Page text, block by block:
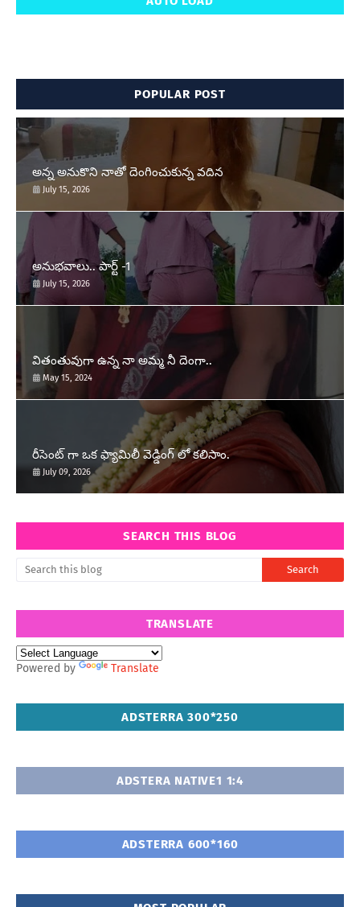
POPULAR POST
అన్న అనుకొని నాతో దెంగించుకున్న వదిన
July 15, 2026
అనుభవాలు.. పార్ట్ -1
July 15, 2026
వితంతువుగా ఉన్న నా అమ్మ నీ దెంగా..
May 15, 2024
రీసెంట్ గా ఒక ఫ్యామిలీ వెడ్డింగ్ లో కలిసాం.
July 09, 2026
SEARCH THIS BLOG
TRANSLATE
Powered by Translate
ADSTERRA 300*250
ADSTERA NATIVE1 1:4
ADSTERRA 600*160